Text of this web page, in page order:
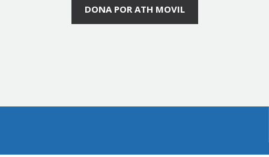
DONA POR ATH MOVIL